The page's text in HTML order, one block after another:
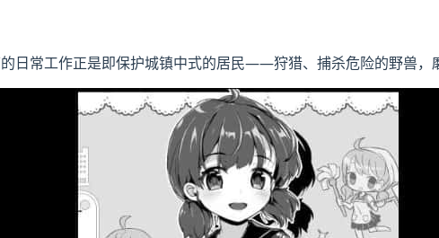
日常工作正是即保护城镇中式的居民——狩猎、捕杀危险的野兽